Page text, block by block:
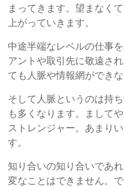
まってきます。望まなく
上がっていきます。
中途半端なレベルの仕事
アントや取引先に敬遠さ
ても人脈や情報網ができな
そして人脈というのは持
も多くなります。まして
ストレンジャー。あまり
す。
知り合いの知り合いであ
変なことはできません。